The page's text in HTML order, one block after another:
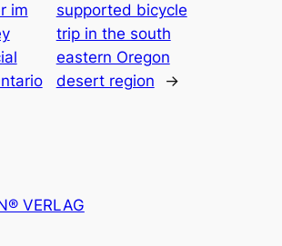
im
supported bicycle
trip in the south
eastern Oregon
desert region
→
VERLAG